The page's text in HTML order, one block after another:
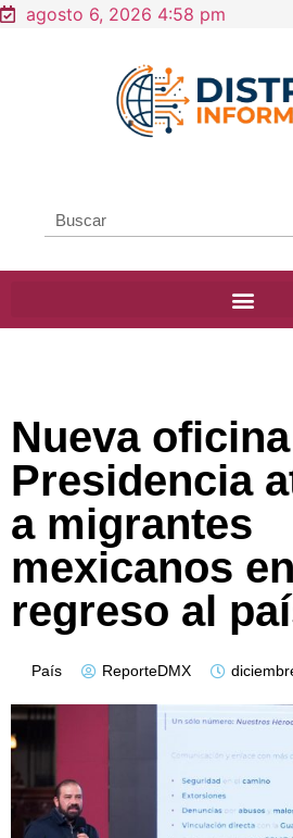
agosto 6, 2026 4:58 pm
Nueva
Presidencia
a migrantes
mexicanos
regreso al
País ReporteDMX